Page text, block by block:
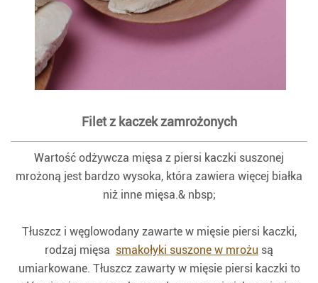
Filet z kaczek zamrożonych
Wartość odżywcza mięsa z piersi kaczki suszonej
mrożoną jest bardzo wysoka, która zawiera więcej białka
niż inne mięsa.& nbsp;
Tłuszcz i węglowodany zawarte w mięsie piersi kaczki,
rodzaj mięsa smakołyki suszone w mrożu są
umiarkowane. Tłuszcz zawarty w mięsie piersi kaczki to